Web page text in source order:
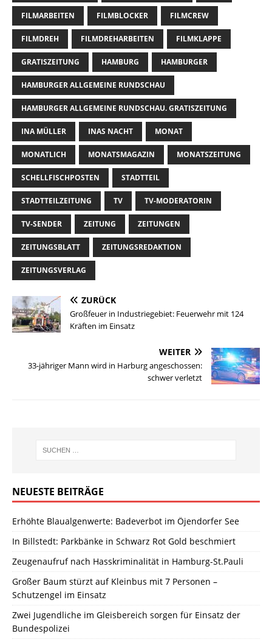
FILMARBEITEN FILMBLOCKER FILMCREW
FILMDREH FILMDREHARBEITEN FILMKLAPPE
GRATISZEITUNG HAMBURG HAMBURGER
HAMBURGER ALLGEMEINE RUNDSCHAU
HAMBURGER ALLGEMEINE RUNDSCHAU. GRATISZEITUNG
INA MÜLLER INAS NACHT MONAT
MONATLICH MONATSMAGAZIN MONATSZEITUNG
SCHELLFISCHPOSTEN STADTTEIL
STADTTEILZEITUNG TV TV-MODERATORIN
TV-SENDER ZEITUNG ZEITUNGEN
ZEITUNGSBLATT ZEITUNGSREDAKTION
ZEITUNGSVERLAG
ZURÜCK
Großfeuer in Industriegebiet: Feuerwehr mit 124
Kräften im Einsatz
WEITER
33-jähriger Mann wird in Harburg angeschossen:
schwer verletzt
NEUESTE BEITRÄGE
Erhöhte Blaualgenwerte: Badeverbot im Öjendorfer See
In Billstedt: Parkbänke in Schwarz Rot Gold beschmiert
Zeugenaufruf nach Hasskriminalität in Hamburg-St.Pauli
Großer Baum stürzt auf Kleinbus mit 7 Personen –
Schutzengel im Einsatz
Zwei Jugendliche im Gleisbereich sorgen für Einsatz der
Bundespolizei